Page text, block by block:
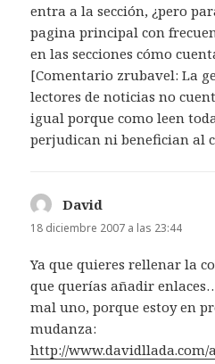
entra a la sección, ¿pero
pagina principal con
en las secciones cómo
[Comentario zrubavel: La
lectores de noticias no
igual porque como leen
perjudican ni benefician al
David
18 diciembre 2007 a las 23:44
Ya que quieres rellenar la
que querías añadir
mal uno, porque estoy en
mudanza:
http://www.davidllada.com/